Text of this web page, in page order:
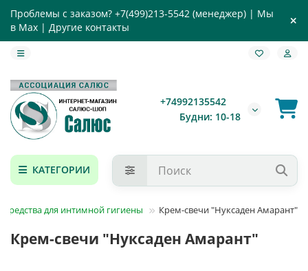
Проблемы с заказом? +7(499)213-5542 (менеджер) | Мы
в Max | Другие контакты
+74992135542
Будни: 10-18
КАТЕГОРИИ
средства для интимной гигиены Крем-свечи "Нуксаден Амарант"
Крем-свечи "Нуксаден Амарант"